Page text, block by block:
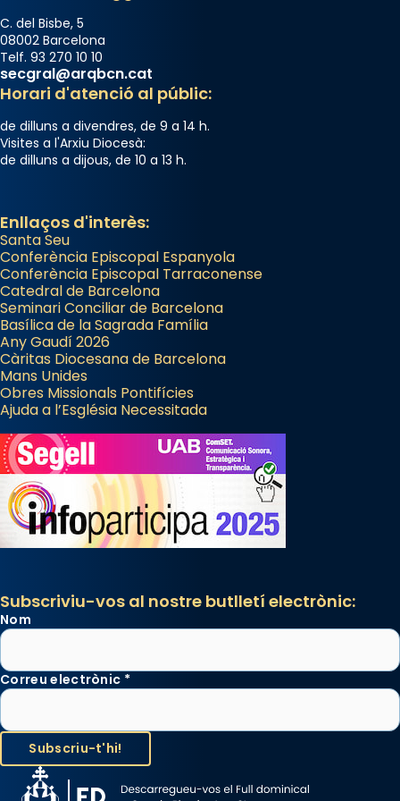
C. del Bisbe, 5
08002 Barcelona
Telf. 93 270 10 10
secgral@arqbcn.cat
Horari d'atenció al públic:
de dilluns a divendres, de 9 a 14 h.
Visites a l'Arxiu Diocesà:
de dilluns a dijous, de 10 a 13 h.
Enllaços d'interès:
Santa Seu
Conferència Episcopal Espanyola
Conferència Episcopal Tarraconense
Catedral de Barcelona
Seminari Conciliar de Barcelona
Basílica de la Sagrada Família
Any Gaudí 2026
Càritas Diocesana de Barcelona
Mans Unides
Obres Missionals Pontifícies
Ajuda a l’Església Necessitada
Subscriviu-vos al nostre butlletí electrònic:
Nom
Correu electrònic *